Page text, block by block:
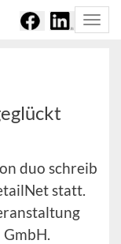
duo schreib
statt.